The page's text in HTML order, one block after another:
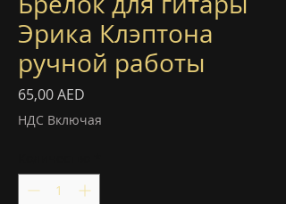
Эрика Клэптона
ручной работы
65,00 AED
НДС Включая